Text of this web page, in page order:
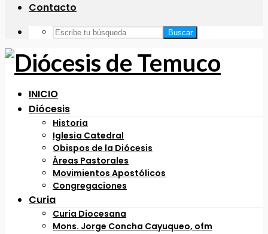
Contacto
Buscar
INICIO
Diócesis
Historia
Iglesia Catedral
Obispos de la Diócesis
Áreas Pastorales
Movimientos Apostólicos
Congregaciones
Curia
Curia Diocesana
Mons. Jorge Concha Cayuqueo, ofm